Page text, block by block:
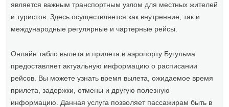
является важным транспортным узлом для местных жителей
и туристов. Здесь осуществляется как внутренние, так и
международные регулярные и чартерные рейсы.
Онлайн табло вылета и прилета в аэропорту Бугульма
предоставляет актуальную информацию о расписании
рейсов. Вы можете узнать время вылета, ожидаемое время
прилета, задержки, отмены и другую полезную
информацию. Данная услуга позволяет пассажирам быть в